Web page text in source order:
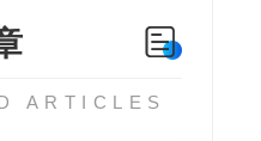
ARTICLES